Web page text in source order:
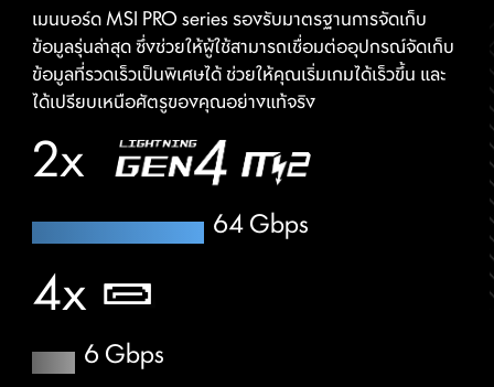
เมนบอร์ด MSI PRO series รองรับมาตรฐานการจัดเก็บ
ข้อมูลรุ่นล่าสุด ซึ่งช่วยให้ผู้ใช้สามารถเชื่อมต่ออุปกรณ์จัดเก็บ
ข้อมูลที่รวดเร็วเป็นพิเศษได้ ช่วยให้คุณเริ่มเกมได้เร็วขึ้น และ
ได้เปรียบเหนือศัตรูของคุณอย่างแท้จริง
2x
64 Gbps
4x
6 Gbps
ซอฟต์แวร์ทรงพลังสำหรับตรวจสอบข้อมูลระบบ การวินิจฉัย
และการทดสอบประสิทธิภาพ คุณสามารถใช้ซอฟต์แวร์นี้เพื่อดู
ข้อมูลฮาร์ดแวร์และซอฟต์แวร์โดยละเอียดบนคอมพิวเตอร์
ของคุณ และบันทึกข้อมูลลงในไฟล์รูปแบบต่างๆ เช่น CSV
และ HTML